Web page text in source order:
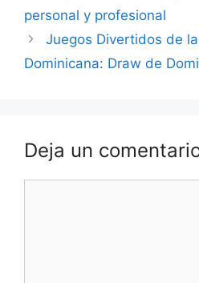
personal y profesional
Juegos Divertidos de
Dominicana: Draw de
Deja un